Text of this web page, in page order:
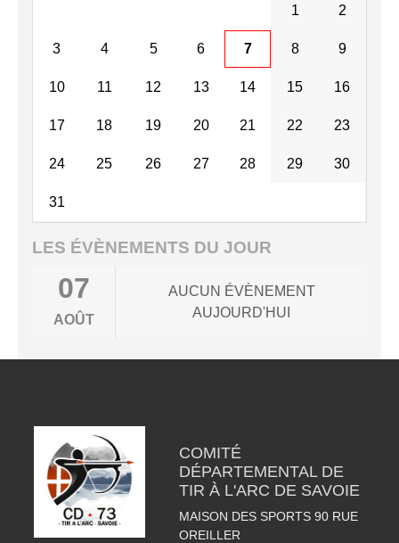
1 2
3 4 5 6 7 8 9
10 11 12 13 14 15 16
17 18 19 20 21 22 23
24 25 26 27 28 29 30
31
LES ÉVÈNEMENTS DU JOUR
07
AOÛT
AUCUN ÉVÈNEMENT
AUJOURD'HUI
COMITÉ
DÉPARTEMENTAL DE
TIR À L'ARC DE SAVOIE
MAISON DES SPORTS 90 RUE
OREILLER